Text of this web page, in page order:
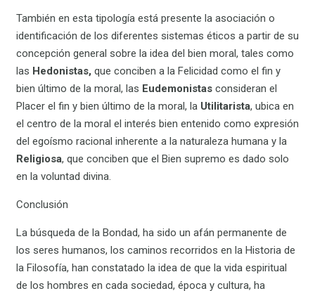
También en esta tipología está presente la asociación o
identificación de los diferentes sistemas éticos a partir de su
concepción general sobre la idea del bien moral, tales como
las Hedonistas, que conciben a la Felicidad como el fin y
bien último de la moral, las Eudemonistas consideran el
Placer el fin y bien último de la moral, la Utilitarista, ubica en
el centro de la moral el interés bien entenido como expresión
del egoísmo racional inherente a la naturaleza humana y la
Religiosa, que conciben que el Bien supremo es dado solo
en la voluntad divina.
Conclusión
La búsqueda de la Bondad, ha sido un afán permanente de
los seres humanos, los caminos recorridos en la Historia de
la Filosofía, han constatado la idea de que la vida espiritual
de los hombres en cada sociedad, época y cultura, ha